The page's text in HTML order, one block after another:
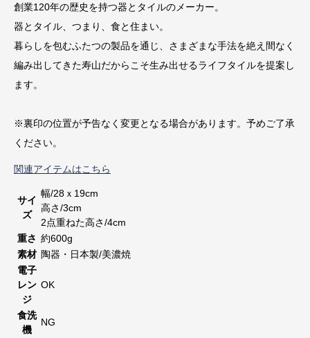
創業120年の歴史を持つ器とタイルのメーカー。
器とタイル、つまり、食と住まい。
暮らしを包むふたつの製品を通じ、さまざまな手法を絶え間なく
編み出してきた寿山だからこそ生み出せるライフタイルを提案し
ます。
※裏印の位置が予告なく変更となる場合があります。予めご了承
ください。
関連アイテムはこちら
サイ
ズ
幅/28ｘ19cm
高さ/3cm
2点重ねた高さ/4cm
重さ 約600g
素材 陶器・日本製/美濃焼
電子
レン
ジ
OK
食洗
機
NG